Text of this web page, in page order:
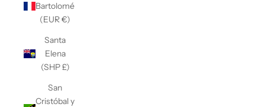
Bartolomé
(EUR €)
Santa
Elena
(SHP £)
San
Cristóbal y